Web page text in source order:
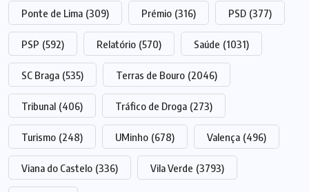
Ponte de Lima (309) Prémio (316) PSD (377)
PSP (592) Relatório (570) Saúde (1031)
SC Braga (535) Terras de Bouro (2046)
Tribunal (406) Tráfico de Droga (273)
Turismo (248) UMinho (678) Valença (496)
Viana do Castelo (336) Vila Verde (3793)